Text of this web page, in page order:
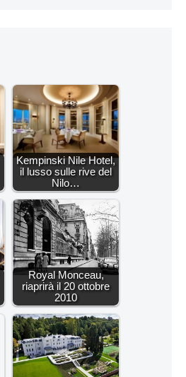
Kempinski Nile Hotel,
il lusso sulle rive del
Nilo…
Royal Monceau,
riaprirà il 20 ottobre
2010